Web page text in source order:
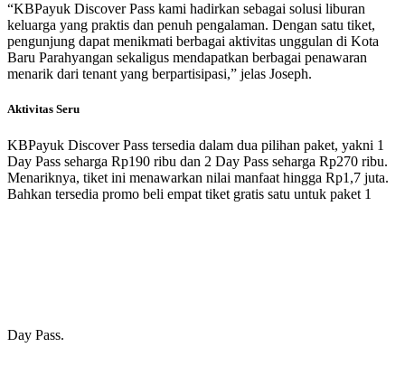
“KBPayuk Discover Pass kami hadirkan sebagai solusi liburan
keluarga yang praktis dan penuh pengalaman. Dengan satu tiket,
pengunjung dapat menikmati berbagai aktivitas unggulan di Kota
Baru Parahyangan sekaligus mendapatkan berbagai penawaran
menarik dari tenant yang berpartisipasi,” jelas Joseph.
Aktivitas Seru
KBPayuk Discover Pass tersedia dalam dua pilihan paket, yakni 1
Day Pass seharga Rp190 ribu dan 2 Day Pass seharga Rp270 ribu.
Menariknya, tiket ini menawarkan nilai manfaat hingga Rp1,7 juta.
Bahkan tersedia promo beli empat tiket gratis satu untuk paket 1
Day Pass.